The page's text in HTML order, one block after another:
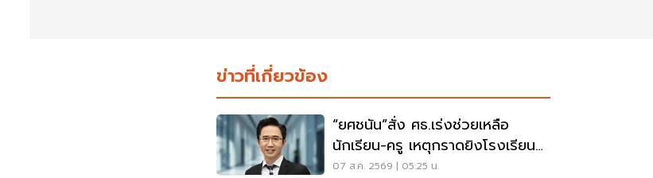
ข่าวที่เกี่ยวข้อง
“ยศชนัน”สั่ง ศธ.เร่งช่วยเหลือ
นักเรียน-ครู เหตุกราดยิงโรงเรียน
นนทบุรี
07 ส.ค. 2569 | 05:25 น.